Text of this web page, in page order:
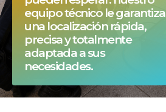
equipo técnico le garantiza
una localización rápida,
precisa y totalmente
adaptada a sus
necesidades.